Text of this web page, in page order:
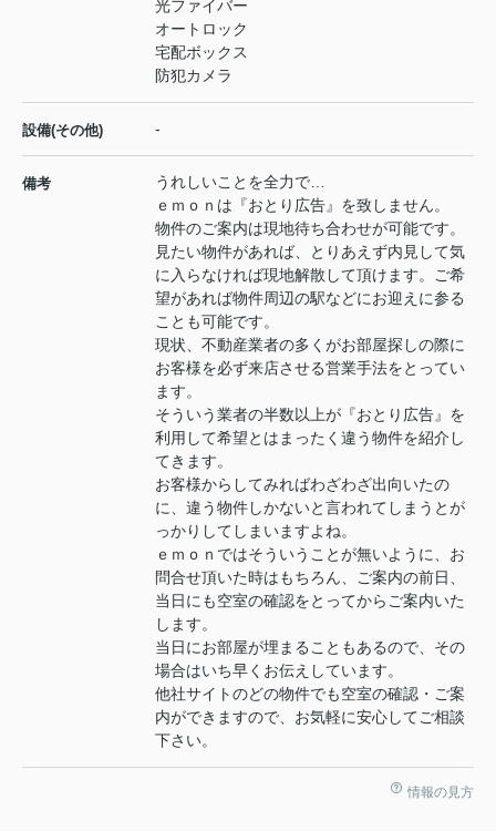
光ファイバー
オートロック
宅配ボックス
防犯カメラ
設備(その他) -
備考
うれしいことを全力で…
ｅｍｏｎは『おとり広告』を致しません。
物件のご案内は現地待ち合わせが可能です。
見たい物件があれば、とりあえず内見して気
に入らなければ現地解散して頂けます。ご希
望があれば物件周辺の駅などにお迎えに参る
ことも可能です。
現状、不動産業者の多くがお部屋探しの際に
お客様を必ず来店させる営業手法をとってい
ます。
そういう業者の半数以上が『おとり広告』を
利用して希望とはまったく違う物件を紹介し
てきます。
お客様からしてみればわざわざ出向いたの
に、違う物件しかないと言われてしまうとが
っかりしてしまいますよね。
ｅｍｏｎではそういうことが無いように、お
問合せ頂いた時はもちろん、ご案内の前日、
当日にも空室の確認をとってからご案内いた
します。
当日にお部屋が埋まることもあるので、その
場合はいち早くお伝えしています。
他社サイトのどの物件でも空室の確認・ご案
内ができますので、お気軽に安心してご相談
下さい。
情報の見方